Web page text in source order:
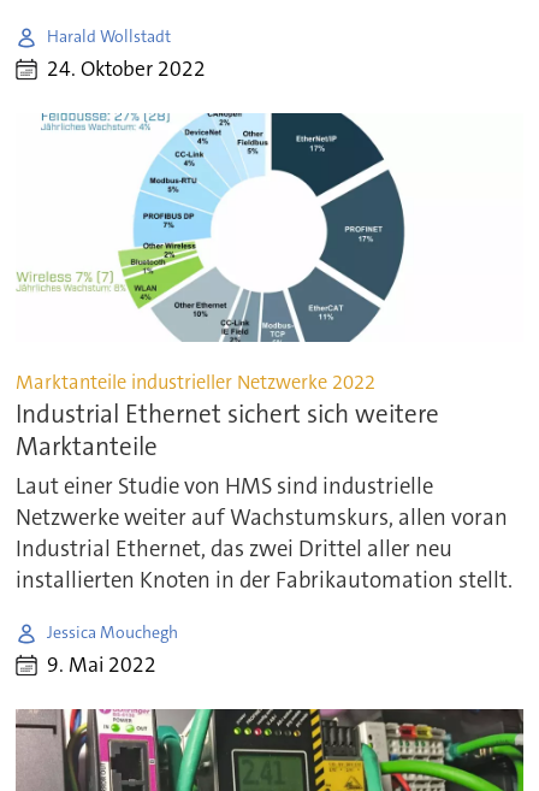
Harald Wollstadt
24. Oktober 2022
Marktanteile industrieller Netzwerke 2022
Industrial Ethernet sichert sich weitere
Marktanteile
Laut einer Studie von HMS sind industrielle
Netzwerke weiter auf Wachstumskurs, allen voran
Industrial Ethernet, das zwei Drittel aller neu
installierten Knoten in der Fabrikautomation stellt.
Jessica Mouchegh
9. Mai 2022